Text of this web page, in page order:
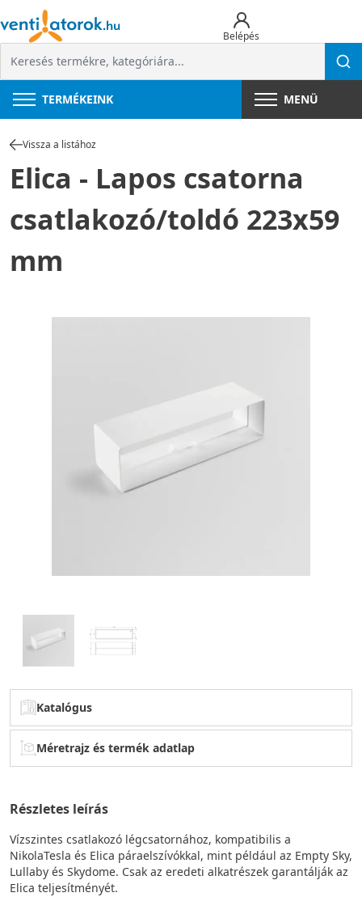
Belépés
TERMÉKEINK MENÜ
Vissza a listához
Elica - Lapos csatorna
csatlakozó/toldó 223x59
mm
Katalógus
Méretrajz és termék adatlap
Részletes leírás
Vízszintes csatlakozó légcsatornához, kompatibilis a
NikolaTesla és Elica páraelszívókkal, mint például az Empty Sky,
Lullaby és Skydome. Csak az eredeti alkatrészek garantálják az
Elica teljesítményét.